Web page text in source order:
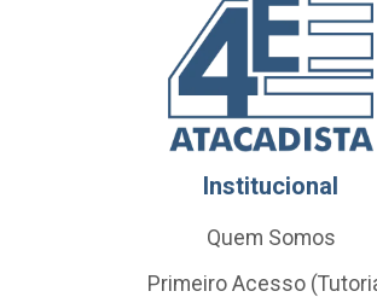
Institucional
Quem Somos
Primeiro Acesso